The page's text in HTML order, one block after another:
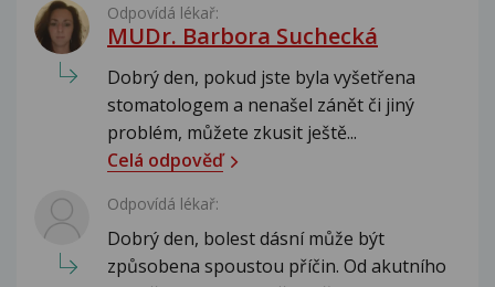
Odpovídá lékař:
MUDr. Barbora Suchecká
Dobrý den, pokud jste byla vyšetřena
stomatologem a nenašel zánět či jiný
problém, můžete zkusit ještě...
Celá odpověď
Odpovídá lékař:
Dobrý den, bolest dásní může být
způsobena spoustou příčin. Od akutního